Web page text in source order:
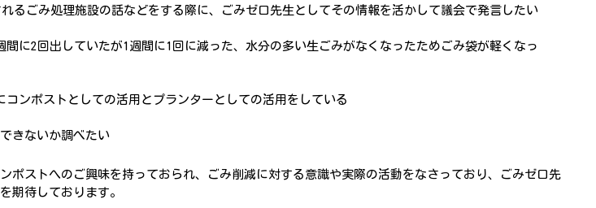
るごみ処理施設の話などをする際に、ごみゼロ先生としてその情報を活かして議会で発言したい
に2回出していたが1週間に1回に減った、水分の多い生ごみがなくなったためごみ袋が軽くなっ
ンポストとしての活用とプランターとしての活用をしている
きないか調べたい
ポストへのご興味を持っておられ、ごみ削減に対する意識や実際の活動をなさっており、ごみゼロ先
期待しております。